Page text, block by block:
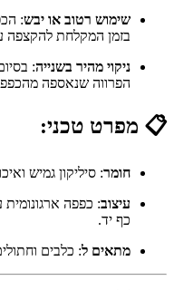
שימוש רטוב או יבש:
בזמן המקלחת להקצפה
ניקוי מהיר בשנייה:
הפרווה שנאספה
📋 מפרט טכני:
חומר: סיליקון גמיש
עיצוב: כפפה
כף יד.
מתאים ל: כלבים